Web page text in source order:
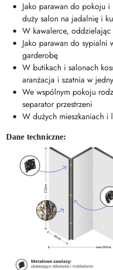
Jako parawan do pokoju
duży salon na jadalnię i
W kawalerce,
Jako parawan do sypialni
garderobę
W butikach i salonach
aranżacja i szatnia w
We wspólnym pokoju
separator przestrzeni
W dużych mieszkaniach i
Dane techniczne: